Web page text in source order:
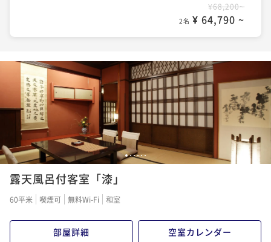
¥68,200~
2名 ¥ 64,790 ~
123456
露天風呂付客室「漆」
60平米 喫煙可 無料Wi-Fi 和室
部屋詳細 空室カレンダー